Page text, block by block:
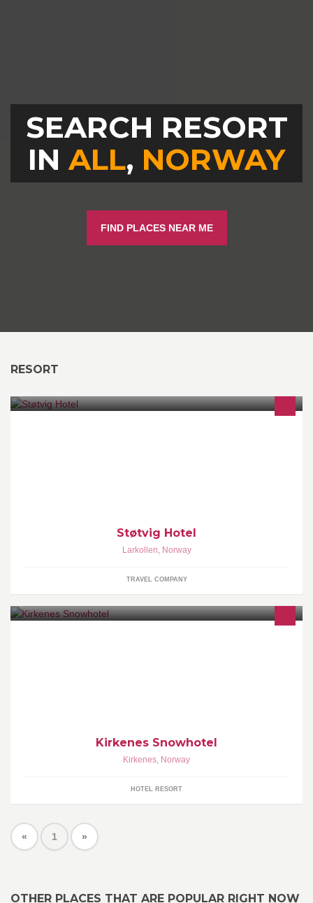
SEARCH RESORT
INALL, NORWAY
FIND PLACES NEAR ME
RESORT
Støtvig Hotel
Larkollen, Norway
TRAVEL COMPANY
Kirkenes Snowhotel
Kirkenes, Norway
HOTEL RESORT
« 1 »
OTHER PLACES THAT ARE POPULAR RIGHT NOW